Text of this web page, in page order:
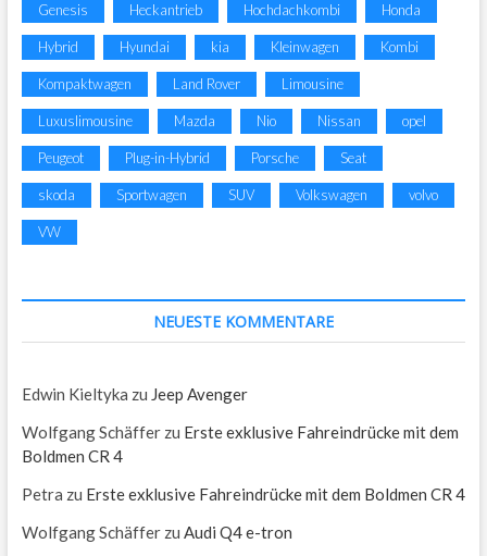
Genesis Heckantrieb Hochdachkombi Honda
Hybrid Hyundai kia Kleinwagen Kombi
Kompaktwagen Land Rover Limousine
Luxuslimousine Mazda Nio Nissan opel
Peugeot Plug-in-Hybrid Porsche Seat
skoda Sportwagen SUV Volkswagen volvo
VW
NEUESTE KOMMENTARE
Edwin Kieltyka zu Jeep Avenger
Wolfgang Schäfferzu Erste exklusive Fahreindrücke mit dem
Boldmen CR 4
Petra zu Erste exklusive Fahreindrücke mit dem Boldmen CR 4
Wolfgang Schäfferzu Audi Q4 e-tron